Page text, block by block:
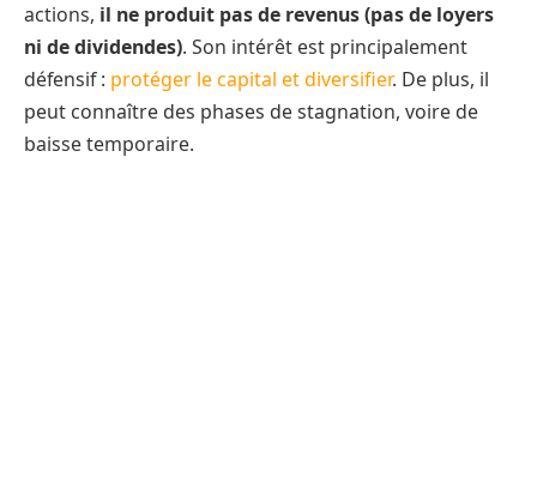
actions, il ne produit pas de revenus (pas de loyers
ni de dividendes). Son intérêt est principalement
défensif : protéger le capital et diversifier. De plus, il
peut connaître des phases de stagnation, voire de
baisse temporaire.